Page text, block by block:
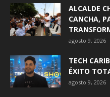
ALCALDE
CANCHA,
agosto 9, 2026
TECH
ÉXITO
agosto 9, 2026